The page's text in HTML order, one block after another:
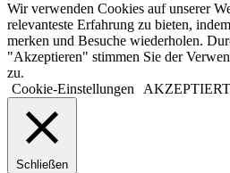
Wir verwenden Cookies auf unserer
relevanteste Erfahrung zu bieten,
merken und Besuche wiederholen.
"Akzeptieren" stimmen Sie der
zu.
Cookie-Einstellungen
AKZEPTIERT
Schließen